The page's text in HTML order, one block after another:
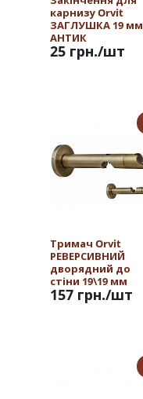
карнизу Orvit
ЗАГЛУШКА 19 мм
АНТИК
25 грн./шт
Тримач Orvit
РЕВЕРСИВНИЙ
дворядний до
стіни 19\19 мм
АНТИК
157 грн./шт